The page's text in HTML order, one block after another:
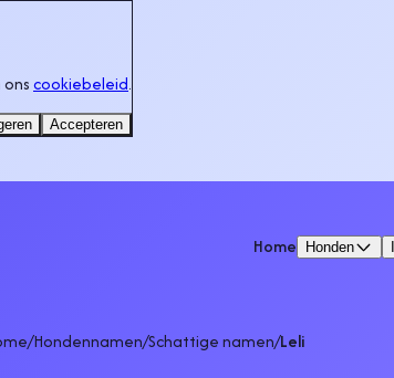
Home Honden
/Hondennamen/Schattige namen/Leli
cookiebeleid.
Accepteren